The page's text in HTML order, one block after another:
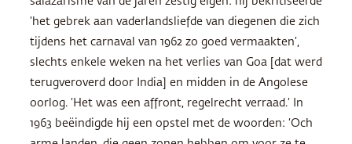
‘het gebrek aan vaderlandsliefde van diegenen die zich
tijdens het carnaval van 1962 zo goed vermaakten’,
slechts enkele weken na het verlies van Goa [dat werd
terugveroverd door India] en midden in de Angolese
oorlog. ‘Het was een affront, regelrecht verraad.’ In
1963 beëindigde hij een opstel met de woorden: ‘Och